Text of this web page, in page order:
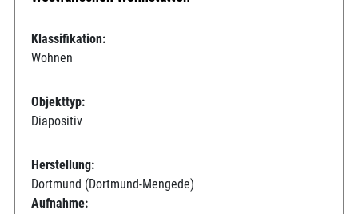
Klassifikation:
Wohnen
Objekttyp:
Diapositiv
Herstellung:
Dortmund (Dortmund-Mengede)
Aufnahme: